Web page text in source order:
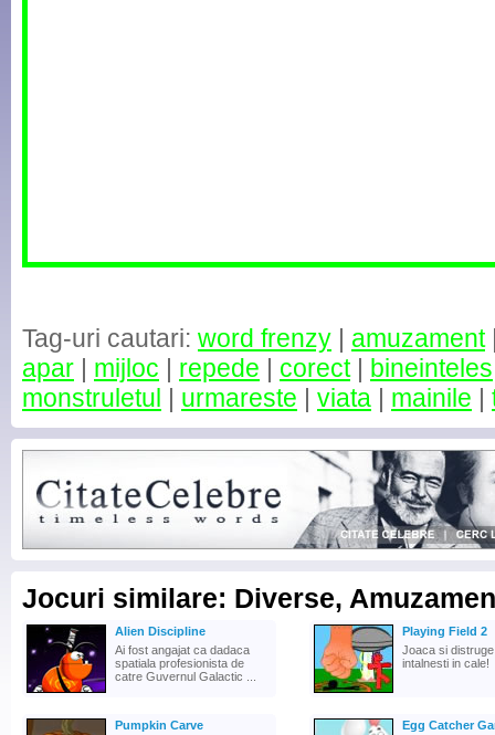
Tag-uri cautari: word frenzy | amuzament
apar | mijloc | repede | corect| bineinteles
monstruletul | urmareste | viata | mainile |
Jocuri similare: Diverse,
Alien Discipline
Ai fost angajat ca dadaca
spatiala profesionista de
catre Guvernul Galactic ...
Playing Field 2
Joaca si
intalnesti in cale!
Pumpkin Carve
Egg Catcher